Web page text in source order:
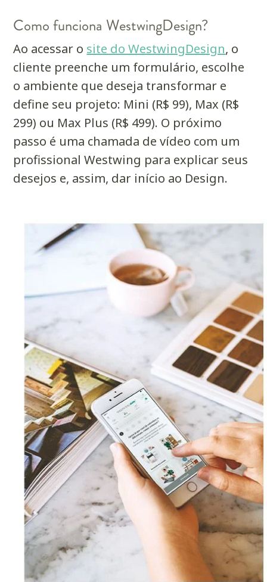
Como funciona WestwingDesign?
Ao acessar o site do WestwingDesign, o
cliente preenche um formulário, escolhe
o ambiente que deseja transformar e
define seu projeto: Mini (R$ 99), Max (R$
299) ou Max Plus (R$ 499). O próximo
passo é uma chamada de vídeo com um
profissional Westwing para explicar seus
desejos e, assim, dar início ao Design.